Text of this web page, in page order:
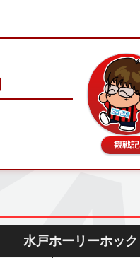
観戦記
水戸ホーリーホック